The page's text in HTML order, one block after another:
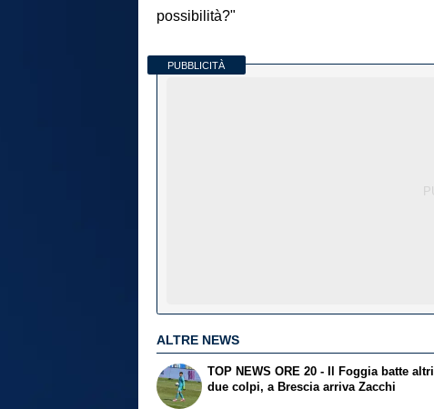
possibilità?"
PUBBLICITÀ
ALTRE NEWS
TOP NEWS ORE 20 - Il Foggia batte altri
due colpi, a Brescia arriva Zacchi